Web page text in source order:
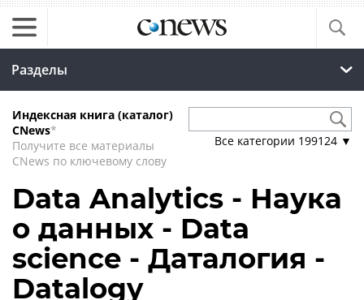
Разделы
Индексная книга (каталог)
CNews*
Получите все материалы
CNews по ключевому слову
Все категории 199124 ▼
Data Analytics - Наука
о данных - Data
science - Даталогия -
Datalogy